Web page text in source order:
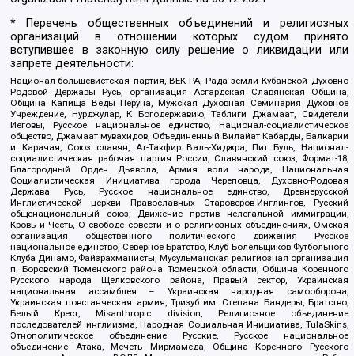
* Перечень общественных объединений и религиозных
организаций в отношении которых судом принято
вступившее в законную силу решение о ликвидации или
запрете деятельности:
Национал-большевистская партия, ВЕК РА, Рада земли Кубанской Духовно
Родовой Державы Русь, организация Асгардская Славянская Община,
Община Капища Веды Перуна, Мужская Духовная Семинария Духовное
Учреждение, Нурджулар, К Богодержавию, Таблиги Джамаат, Свидетели
Иеговы, Русское национальное единство, Национал-социалистическое
общество, Джамаат мувахидов, Объединенный Вилайат Кабарды, Балкарии
и Карачая, Союз славян, Ат-Такфир Валь-Хиджра, Пит Буль, Национал-
социалистическая рабочая партия России, Славянский союз, Формат-18,
Благородный Орден Дьявола, Армия воли народа, Национальная
Социалистическая Инициатива города Череповца, Духовно-Родовая
Держава Русь, Русское национальное единство, Древнерусской
Инглистической церкви Православных Староверов-Инглингов, Русский
общенациональный союз, Движение против нелегальной иммиграции,
Кровь и Честь, О свободе совести и о религиозных объединениях, Омская
организация общественного политического движения Русское
национальное единство, Северное Братство, Клуб Болельщиков Футбольного
Клуба Динамо, Файзрахманисты, Мусульманская религиозная организация
п. Боровский Тюменского района Тюменской области, Община Коренного
Русского народа Щелковского района, Правый сектор, Украинская
национальная ассамблея – Украинская народная самооборона,
Украинская повстанческая армия, Тризуб им. Степана Бандеры, Братство,
Белый Крест, Misanthropic division, Религиозное объединение
последователей инглиизма, Народная Социальная Инициатива, TulaSkins,
Этнополитическое объединение Русские, Русское национальное
объединение Атака, Мечеть Мирмамеда, Община Коренного Русского